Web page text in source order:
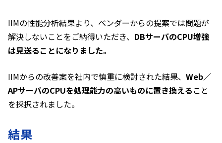
IIMの性能分析結果より、ベンダーからの提案では問題が
解決しないことをご納得いただき、 DBサーバのCPU増強
は見送ることになりました。
IIMからの改善案を社内で慎重に検討された結果、 Web／
APサーバのCPUを処理能力の高いものに置き換えること
を採択されました。
結果